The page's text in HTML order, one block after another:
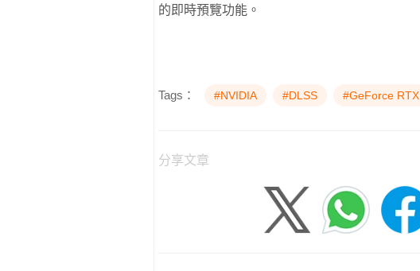
的即時預覽功能。
Tags： #NVIDIA #DLSS #GeForce RTX
分享文章